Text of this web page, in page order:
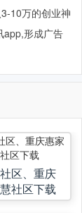
10万的创业神
app,形成广告
区、重庆
社区下载